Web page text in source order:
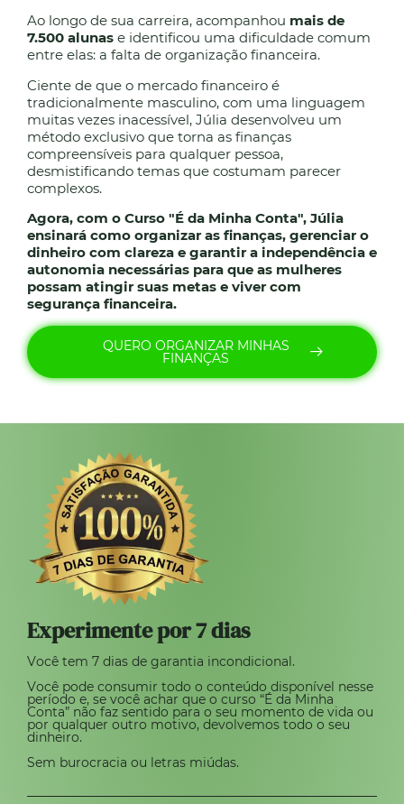
Ao longo de sua carreira, acompanhou mais de
7.500 alunas e identificou uma dificuldade comum
entre elas: a falta de organização financeira.
Ciente de que o mercado financeiro é
tradicionalmente masculino, com uma linguagem
muitas vezes inacessível, Júlia desenvolveu um
método exclusivo que torna as finanças
compreensíveis para qualquer pessoa,
desmistificando temas que costumam parecer
complexos.
Agora, com o Curso "É da Minha Conta", Júlia
ensinará como organizar as finanças, gerenciar o
dinheiro com clareza e garantir a independência e
autonomia necessárias para que as mulheres
possam atingir suas metas e viver com
segurança financeira.
QUERO ORGANIZAR MINHAS
FINANÇAS
Experimente por 7 dias
Você tem 7 dias de garantia incondicional.
Você pode consumir todo o conteúdo disponível nesse
período e, se você achar que o curso “É da Minha
Conta” não faz sentido para o seu momento de vida ou
por qualquer outro motivo, devolvemos todo o seu
dinheiro.
Sem burocracia ou letras miúdas.